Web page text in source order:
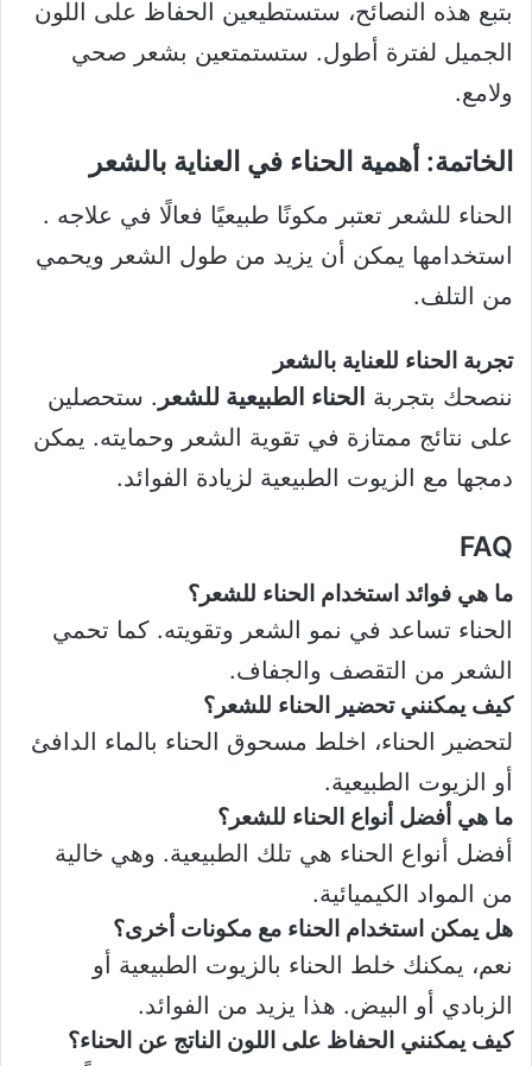
بتبع هذه النصائح، ستستطيعين الحفاظ على اللون
الجميل لفترة أطول. ستستمتعين بشعر صحي
ولامع.
الخاتمة: أهمية الحناء في العناية بالشعر
الحناء للشعر تعتبر مكونًا طبيعيًا فعالًا في علاجه .
استخدامها يمكن أن يزيد من طول الشعر ويحمي
من التلف.
تجربة الحناء للعناية بالشعر
ننصحك بتجربة الحناء الطبيعية للشعر . ستحصلين
على نتائج ممتازة في تقوية الشعر وحمايته. يمكن
دمجها مع الزيوت الطبيعية لزيادة الفوائد.
FAQ
ما هي فوائد استخدام الحناء للشعر؟
الحناء تساعد في نمو الشعر وتقويته. كما تحمي
الشعر من التقصف والجفاف.
كيف يمكنني تحضير الحناء للشعر؟
لتحضير الحناء، اخلط مسحوق الحناء بالماء الدافئ
أو الزيوت الطبيعية.
ما هي أفضل أنواع الحناء للشعر؟
أفضل أنواع الحناء هي تلك الطبيعية. وهي خالية
من المواد الكيميائية.
هل يمكن استخدام الحناء مع مكونات أخرى؟
نعم، يمكنك خلط الحناء بالزيوت الطبيعية أو
الزبادي أو البيض. هذا يزيد من الفوائد.
كيف يمكنني الحفاظ على اللون الناتج عن الحناء؟